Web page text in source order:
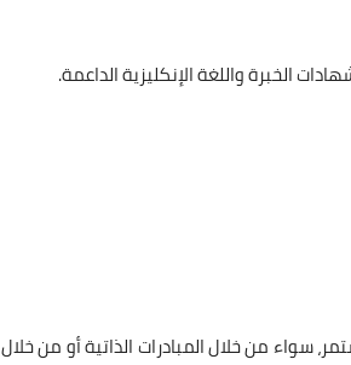
الخبرة واللغة الإنكليزية الداعمة.
من خلال المبادرات الذاتية أو من خلال